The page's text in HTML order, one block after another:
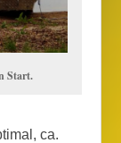
Start.
ca.